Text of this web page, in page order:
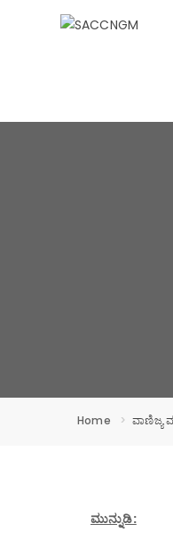
Home ವಾಣಿಜ್ಯ
ಮುನ್ನುಡಿ: